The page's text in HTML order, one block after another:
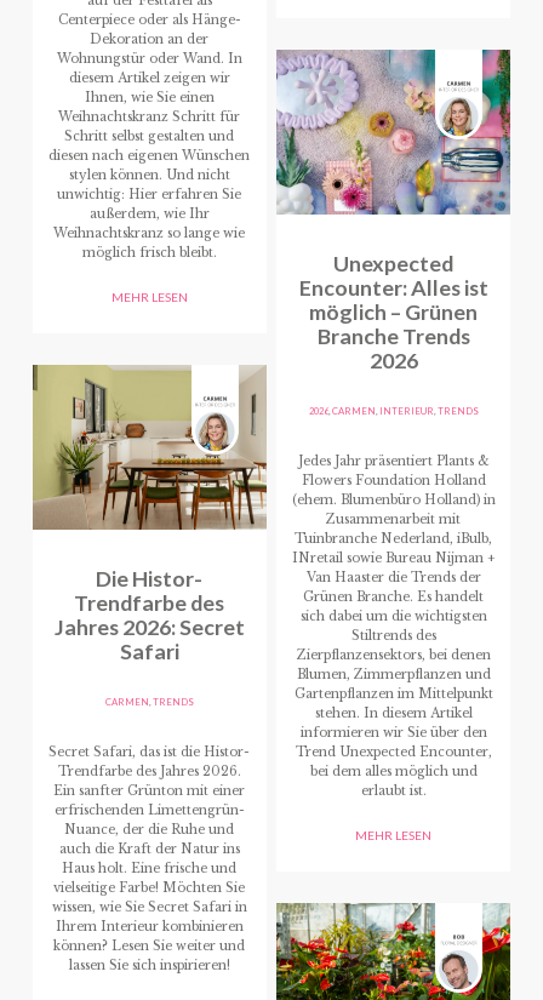
Centerpiece oder als Hänge-
Dekoration an der
Wohnungstür oder Wand. In
diesem Artikel zeigen wir
Ihnen, wie Sie einen
Weihnachtskranz Schritt für
Schritt selbst gestalten und
diesen nach eigenen Wünschen
stylen können. Und nicht
unwichtig: Hier erfahren Sie
außerdem, wie Ihr
Weihnachtskranz so lange wie
möglich frisch bleibt.
MEHR LESEN
Die Histor-
Trendfarbe des
Jahres 2026: Secret
Safari
CARMEN TRENDS
Secret Safari, das ist die Histor-
Trendfarbe des Jahres 2026.
Ein sanfter Grünton mit einer
erfrischenden Limettengrün-
Nuance, der die Ruhe und
auch die Kraft der Natur ins
Haus holt. Eine frische und
vielseitige Farbe! Möchten Sie
wissen, wie Sie Secret Safari in
Ihrem Interieur kombinieren
können? Lesen Sie weiter und
lassen Sie sich inspirieren!
Unexpected
Encounter: Alles ist
möglich – Grünen
Branche Trends
2026
2026, CARMEN INTERIEUR TRENDS
Jedes Jahr präsentiert Plants &
Flowers Foundation Holland
(ehem. Blumenbüro Holland) in
Zusammenarbeit mit
Tuinbranche Nederland, iBulb,
INretail sowie Bureau Nijman +
Van Haaster die Trends der
Grünen Branche. Es handelt
sich dabei um die wichtigsten
Stiltrends des
Zierpflanzensektors, bei denen
Blumen, Zimmerpflanzen und
Gartenpflanzen im Mittelpunkt
stehen. In diesem Artikel
informieren wir Sie über den
Trend Unexpected Encounter,
bei dem alles möglich und
erlaubt ist.
MEHR LESEN